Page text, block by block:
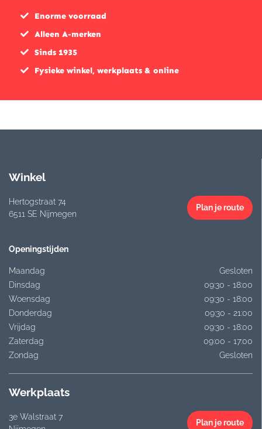
Enorme voorraad
Alleen A-merken
Sinds 1935
Fysieke winkel, werkplaats & online
Winkel
Hertogstraat 74
6511 SE Nijmegen
Plan je route
Openingstijden
Maandag
Gesloten
Dinsdag
09:30 - 18:00
Woensdag
09:30 - 18:00
Donderdag
09:30 - 21:00
Vrijdag
09:30 - 18:00
Zaterdag
09:00 - 17:00
Zondag
Gesloten
Werkplaats
3e Walstraat 7
Plan je route